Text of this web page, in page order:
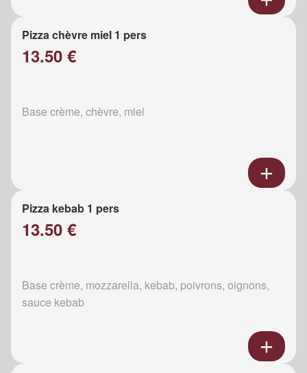
Pizza chèvre miel 1 pers
13.50 €
Base crème, chèvre, miel
Pizza kebab 1 pers
13.50 €
Base crème, mozzarella, kebab, poivrons, oignons,
sauce kebab